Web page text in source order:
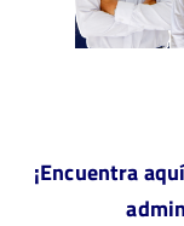
¡Encuentra